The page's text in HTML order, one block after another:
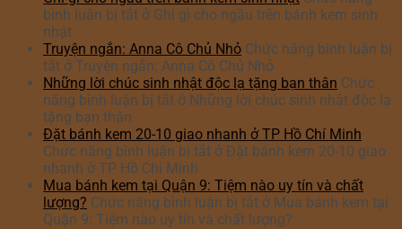
bình luận bị tắt ở Ghi gì cho ngầu trên bánh kem sinh
nhật
Truyện ngắn: Anna Cô Chủ Nhỏ Chức năng bình luận bị
tắt ở Truyện ngắn: Anna Cô Chủ Nhỏ
Những lời chúc sinh nhật độc lạ tặng bạn thân Chức
năng bình luận bị tắt ở Những lời chúc sinh nhật độc lạ
tặng bạn thân
Đặt bánh kem 20-10 giao nhanh ở TP Hồ Chí Minh
Chức năng bình luận bị tắt ở Đặt bánh kem 20-10 giao
nhanh ở TP Hồ Chí Minh
Mua bánh kem tại Quận 9: Tiệm nào uy tín và chất
lượng? Chức năng bình luận bị tắt ở Mua bánh kem tại
Quận 9: Tiệm nào uy tín và chất lượng?